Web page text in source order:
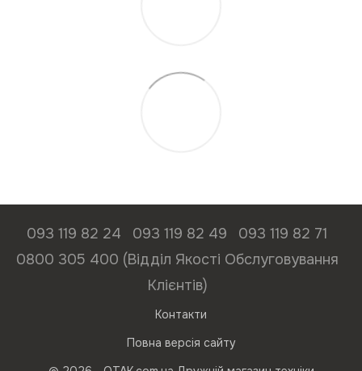
093 119 82 24 093 119 82 49
093 119 82 71
0800 305 400 (Відділ Якості Обслуговування
Клієнтів)
Контакти
Повна версія сайту